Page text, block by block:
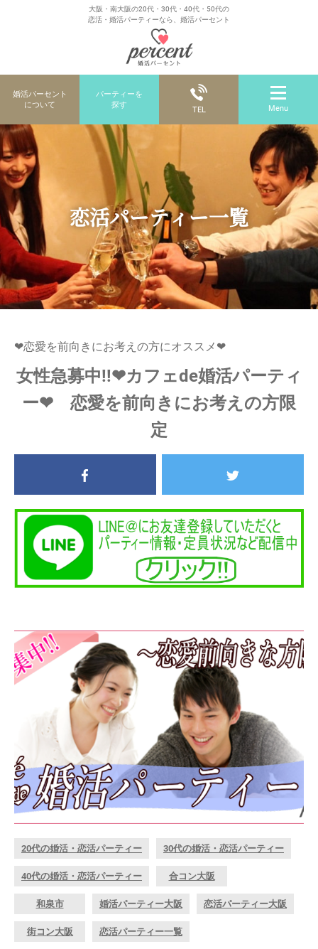
大阪・南大阪の20代・30代・40代・50代の
恋活・婚活パーティーなら、婚活パーセント
婚活パーセント
について
パーティーを
探す
TEL Menu
恋活パーティー一覧
❤恋愛を前向きにお考えの方にオススメ❤
女性急募中!!❤カフェde婚活パーティ
ー❤ 恋愛を前向きにお考えの方限
定
20代の婚活・恋活パーティー 30代の婚活・恋活パーティー
40代の婚活・恋活パーティー 合コン大阪
和泉市 婚活パーティー大阪 恋活パーティー大阪
街コン大阪 恋活パーティー一覧